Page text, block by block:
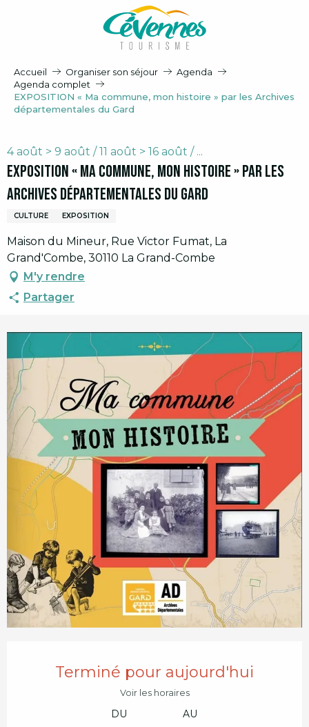
Accueil Organiser son séjour
Agenda
Agenda complet
EXPOSITION « Ma commune, mon histoire » par les Archives
départementales du Gard
4 août > 9 août / 11 août > 16 août / ...
EXPOSITION « Ma commune, mon histoire » par les
Archives départementales du Gard
CULTURE EXPOSITION
Maison du Mineur, Rue Victor Fumat, La
Grand'Combe, 30110 La Grand-Combe
M'y rendre
Partager
Terminé pour aujourd'hui
Voir les horaires
DU AU